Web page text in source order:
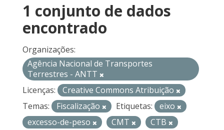
1 conjunto de dados
encontrado
Organizações:
Agência Nacional de Transportes
Terrestres - ANTT
Licenças:
Creative Commons Atribuição
Temas:
Fiscalização Etiquetas:
eixo
excesso-de-peso
CMT
CTB